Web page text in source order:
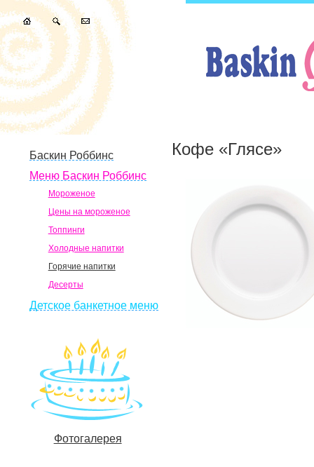
Баскин Роббинс
Меню Баскин Роббинс
Мороженое
Цены на мороженое
Топпинги
Холодные напитки
Горячие напитки
Десерты
Детское банкетное меню
Фотогалерея
Кофе «Глясе»